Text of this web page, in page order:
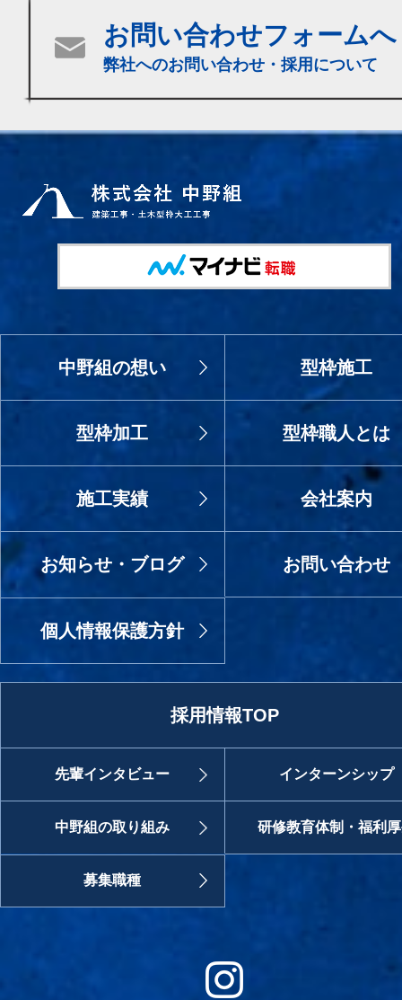
お問い合わせフォームへ
弊社へのお問い合わせ・採用について
中野組の想い 型枠施工
型枠加工 型枠職人とは
施工実績 会社案内
お知らせ・ブログ お問い合わせ
個人情報保護方針
採用情報TOP
先輩インタビュー インターンシップ
中野組の取り組み 研修教育体制・福利
募集職種